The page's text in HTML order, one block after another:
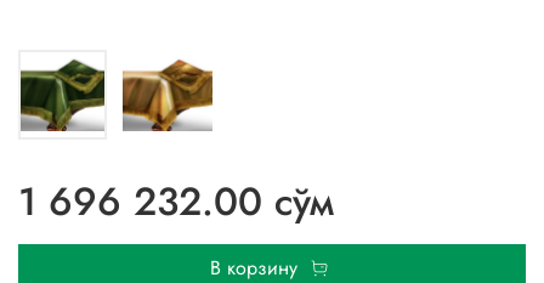
1 696 232.00 сўм
В корзину